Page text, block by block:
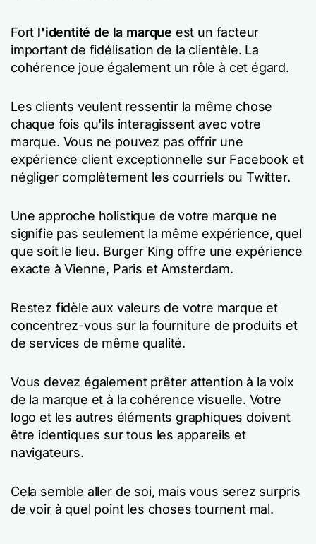
Fort l'identité de la marque est un facteur
important de fidélisation de la clientèle. La
cohérence joue également un rôle à cet égard.
Les clients veulent ressentir la même chose
chaque fois qu'ils interagissent avec votre
marque. Vous ne pouvez pas offrir une
expérience client exceptionnelle sur Facebook et
négliger complètement les courriels ou Twitter.
Une approche holistique de votre marque ne
signifie pas seulement la même expérience, quel
que soit le lieu. Burger King offre une expérience
exacte à Vienne, Paris et Amsterdam.
Restez fidèle aux valeurs de votre marque et
concentrez-vous sur la fourniture de produits et
de services de même qualité.
Vous devez également prêter attention à la voix
de la marque et à la cohérence visuelle. Votre
logo et les autres éléments graphiques doivent
être identiques sur tous les appareils et
navigateurs.
Cela semble aller de soi, mais vous serez surpris
de voir à quel point les choses tournent mal.